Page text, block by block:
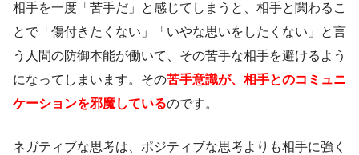
相手を一度「苦手だ」と感じてしまうと、相手と関わるこ
とで「傷付きたくない」「いやな思いをしたくない」と言
う人間の防御本能が働いて、その苦手な相手を避けるよう
になってしまいます。その苦手意識が、相手とのコミュニ
ケーションを邪魔しているのです。
ネガティブな思考は、ポジティブな思考よりも相手に強く